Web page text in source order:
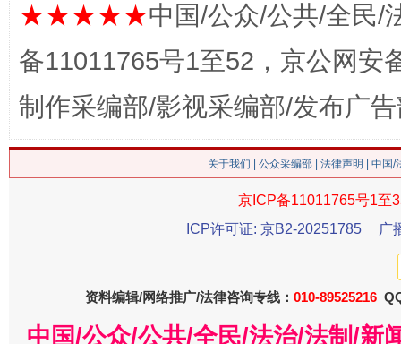
这是一记警钟！ 谢
今
★★★★★中国/公众/公共/全民/
备11011765号1至52，京公网安
制作采编部/影视采编部/发布广
关于我们 公众采编部 法律声明 | 中国
京ICP备11011765号1至
ICP许可证: 京B2-20251785
广
资料编辑/网络推广/法律咨询专线： 010-89525216
中国/公众/公共/全民/法治/法制/新